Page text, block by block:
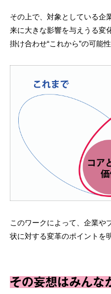
その上で、対象としている企
来に大きな影響を与えうる変
掛け合わせ“これから”の可能
このワークによって、企業や
状に対する変革のポイントを
その妄想はみんな